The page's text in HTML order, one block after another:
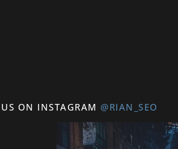
ON INSTAGRAM @RIAN_SEO